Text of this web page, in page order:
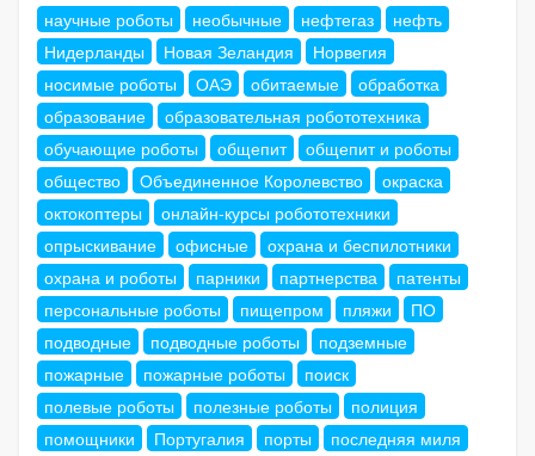
научные роботы
необычные нефтегаз
нефть
Нидерланды
Новая Зеландия
Норвегия
носимые роботы
ОАЭ обитаемые
обработка
образование
образовательная робототехника
обучающие роботы
общепит
общепит и роботы
общество
Объединенное Королевство
окраска
октокоптеры
онлайн-курсы робототехники
опрыскивание
офисные
охрана и беспилотники
охрана и роботы
парники партнерства
патенты
персональные роботы
пищепром пляжи
ПО
подводные
подводные роботы
подземные
пожарные
пожарные роботы
поиск
полевые роботы
полезные роботы
полиция
помощники
Португалия порты
последняя миля